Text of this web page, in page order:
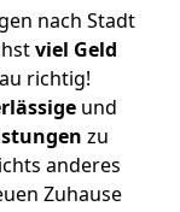
nach Stadt
viel Geld
richtig!
und
zu
anderes
Zuhause